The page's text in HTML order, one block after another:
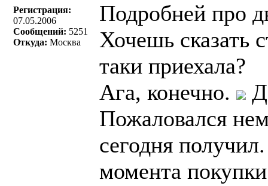
Регистрация:
07.05.2006
Сообщений: 5251
Откуда: Москва
Подробней про
Хочешь сказать
таки приехала?
Ага, конечно.
Пожаловался
сегодня
момента